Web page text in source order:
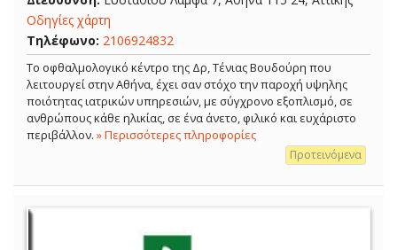
Οδηγίες χάρτη
Τηλέφωνο: 2106924832
Το οφθαλμολογικό κέντρο της Δρ, Τένιας Βουδούρη που
λειτουργεί στην Αθήνα, έχει σαν στόχο την παροχή υψηλης
ποιότητας ιατρικών υπηρεσιών, με σύγχρονο εξοπλισμό, σε
ανθρώπους κάθε ηλικίας, σε ένα άνετο, φιλικό και ευχάριστο
περιβάλλον. » Περισσότερες πληροφορίες
Προτεινόμενα